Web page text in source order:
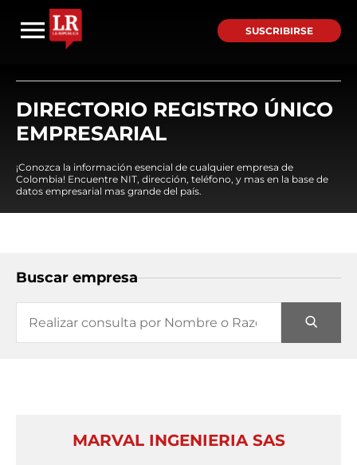
SUSCRIBIRSE
DIRECTORIO REGISTRO ÚNICO
EMPRESARIAL
¡Conozca la información esencial de cualquier empresa de
Colombia! Encuentre NIT, dirección, teléfono, y mas en la base de
datos empresarial mas grande del país.
Buscar empresa
MARVAL INGENIERIA SAS